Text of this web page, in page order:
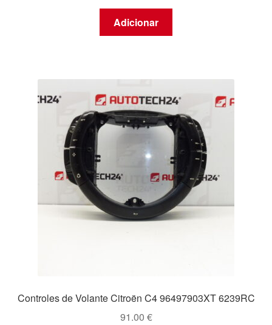
Adicionar
Controles de Volante Citroën C4 96497903XT 6239RC
91.00 €